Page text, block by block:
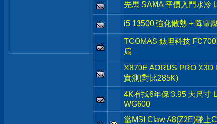
先馬 SAMA 平價入門水冷
i5 13500 強化散熱 + 降電
TCOMAS 鈦坦科技
扇
X870E AORUS PRO
實測(對比285K)
4K有找6年保 3.95 大尺寸
WG600
當MSI Claw A8(Z2E)碰上